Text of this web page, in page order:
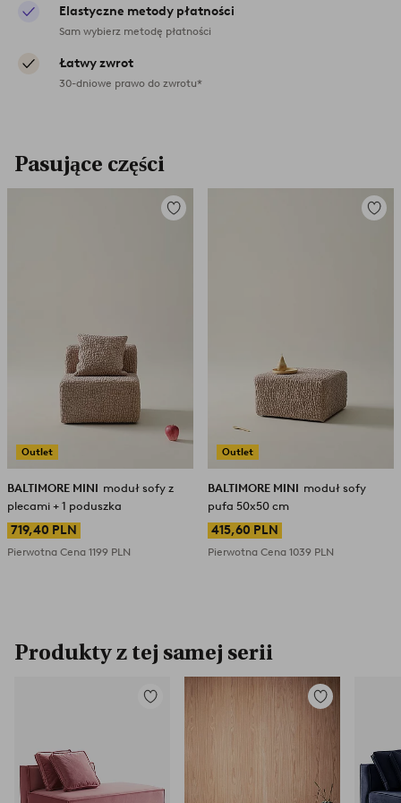
Elastyczne metody płatności
Sam wybierz metodę płatności
Łatwy zwrot
30-dniowe prawo do zwrotu*
Pasujące części
Outlet
Dodaj
BALTIMORE MINI moduł sofy z
plecami + 1 poduszka
719,40 PLN
Pierwotna Cena 1199 PLN
Outlet
Dodaj
BALTIMORE MINI moduł sofy
pufa 50x50 cm
415,60 PLN
Pierwotna Cena 1039 PLN
Produkty z tej samej serii
Dodaj
Dodaj